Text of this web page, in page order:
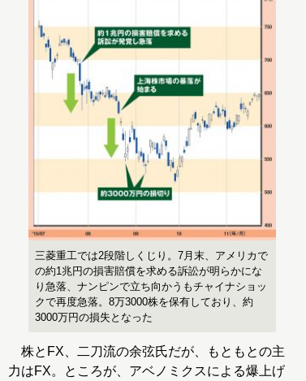
三菱重工では2段階しくじり。7月末、アメリカで
の約1兆円の損害賠償を求める訴訟が明らかにな
り急落、ナンピンで立ち向かうもチャイナショッ
クで再度急落。8万3000株を保有しており、約
3000万円の損失となった
株とFX、二刀流の余弦氏だが、もともとの主
力はFX。ところが、アベノミクスによる爆上げ